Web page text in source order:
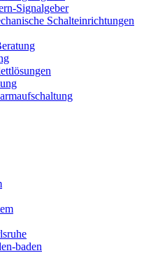
Signalgeber
Schalteinrichtungen
baden